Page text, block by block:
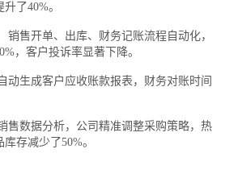
了40%。
售开单、出库、财务记账流程自动化，
，客户投诉率显著下降。
生成客户应收账款报表，财务对账时间
数据分析，公司精准调整采购策略，热
存减少了50%。